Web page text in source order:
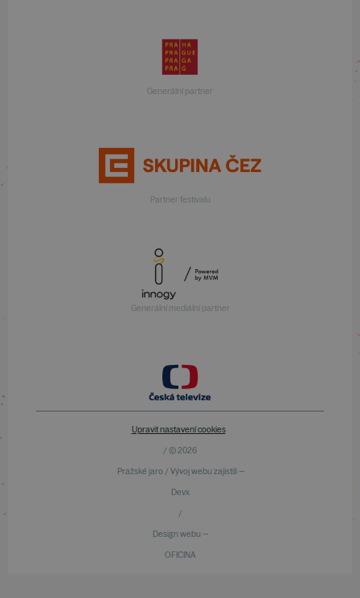
Generální partner
Partner festivalu
Generální mediální partner
Upravit nastavení cookies
/ © 2026
Pražské jaro / Vývoj webu zajistili —
Devx
/
Design webu —
OFICINA